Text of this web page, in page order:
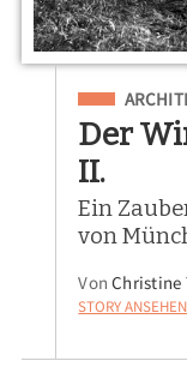
Der
II.
Ein
von
VonChristine
STORY ANSEHEN